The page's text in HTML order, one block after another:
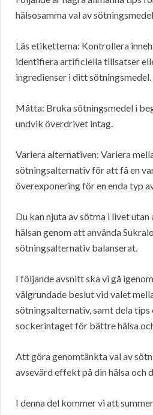
hälsosamma val av
Läs etiketterna: Kontrollera
identifiera artificiella tillsatser
ingredienser i ditt sötningsmedel.
Måtta: Bruka sötningsmedel i
undvik överdrivet intag.
Variera alternativen: Variera
sötningsalternativ för att få en
överexponering för en enda typ
Du kan njuta av sötma i livet
hälsan genom att använda
sötningsalternativ balanserat.
I följande avsnitt ska vi gå
välgrundade beslut vid valet
sötningsalternativ, samt dela
sockerintaget för bättre hälsa
Att göra genomtänkta val av
avsevärd effekt på din hälsa och
I denna del kommer vi att